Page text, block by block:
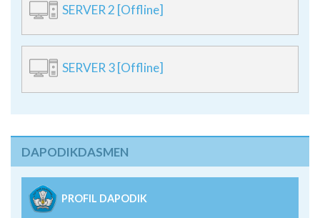
SERVER 2 [Offline]
SERVER 3 [Offline]
DAPODIKDASMEN
PROFIL DAPODIK